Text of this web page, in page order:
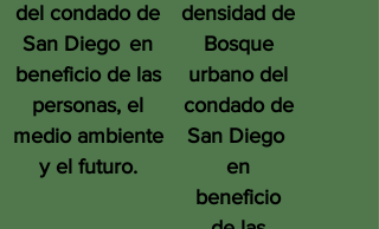
del condado de
San Diego en
beneficio de las
personas, el
medio ambiente
y el futuro.
densidad de
Bosque
urbano del
condado de
San Diego
en
beneficio